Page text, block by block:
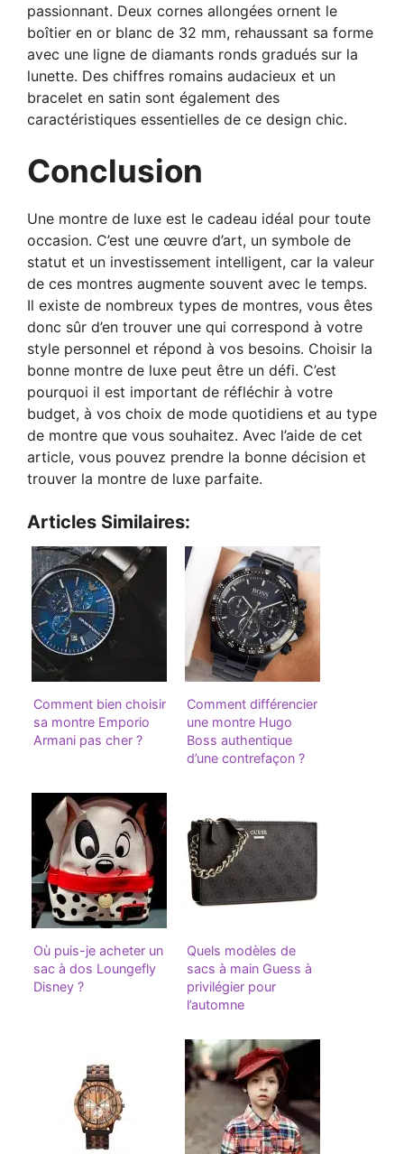
passionnant. Deux cornes allongées ornent le
boîtier en or blanc de 32 mm, rehaussant sa forme
avec une ligne de diamants ronds gradués sur la
lunette. Des chiffres romains audacieux et un
bracelet en satin sont également des
caractéristiques essentielles de ce design chic.
Conclusion
Une montre de luxe est le cadeau idéal pour toute
occasion. C’est une œuvre d’art, un symbole de
statut et un investissement intelligent, car la valeur
de ces montres augmente souvent avec le temps.
Il existe de nombreux types de montres, vous êtes
donc sûr d’en trouver une qui correspond à votre
style personnel et répond à vos besoins. Choisir la
bonne montre de luxe peut être un défi. C’est
pourquoi il est important de réfléchir à votre
budget, à vos choix de mode quotidiens et au type
de montre que vous souhaitez. Avec l’aide de cet
article, vous pouvez prendre la bonne décision et
trouver la montre de luxe parfaite.
Articles Similaires:
Comment bien choisir
sa montre Emporio
Armani pas cher ?
Comment différencier
une montre Hugo
Boss authentique
d’une contrefaçon ?
Où puis-je acheter un
sac à dos Loungefly
Disney ?
Quels modèles de
sacs à main Guess à
privilégier pour
l’automne